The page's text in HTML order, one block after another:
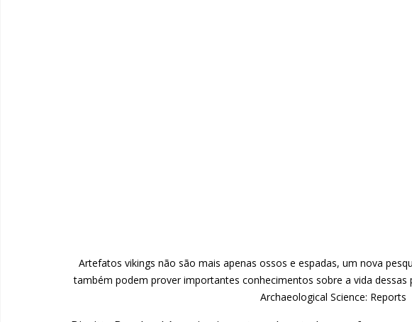
Artefatos vikings não são mais apenas ossos e espadas, um nova
também podem prover importantes conhecimentos sobre a vida dessas
Archaeological Science: Reports